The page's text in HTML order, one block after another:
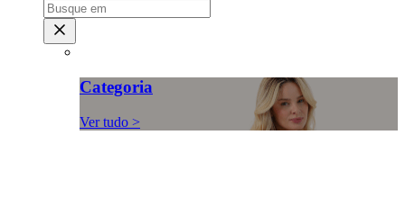
Categoria
Ver tudo >